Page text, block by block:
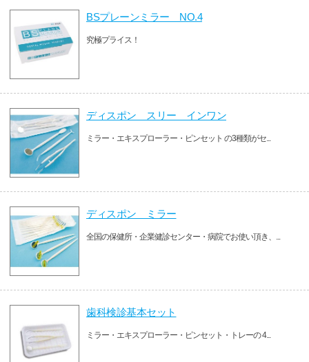
BSプレーンミラー NO.4
究極プライス！
ディスポン スリー インワン
ミラー・エキスプローラー・ピンセット の3種類がセ...
ディスポン ミラー
全国の保健所・企業健診センター・病院でお使い頂き、...
歯科検診基本セット
ミラー・エキスプローラー・ピンセット・トレーの 4...